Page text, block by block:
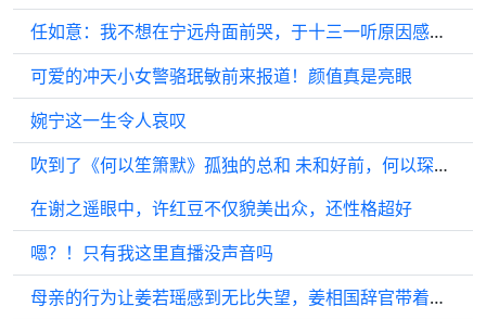
任如意：我不想在宁远舟面前哭，于十三一听原因感动了
可爱的冲天小女警骆珉敏前来报道！颜值真是亮眼
婉宁这一生令人哀叹
吹到了《何以笙箫默》孤独的总和 未和好前，何以琛每天都是愁眉苦脸， 古风
在谢之遥眼中，许红豆不仅貌美出众，还性格超好
嗯？！只有我这里直播没声音吗
母亲的行为让姜若瑶感到无比失望，姜相国辞官带着女儿离开了繁华的京城